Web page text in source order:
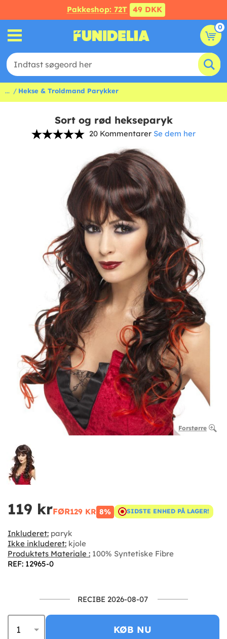
Pakkeshop: 72T 49 DKK
0
... Hekse & Troldmand Parykker
Sort og rød hekseparyk
20 Kommentarer Se dem her
Forstørre
119 krFØR129 KR 8% SIDSTE ENHED PÅ LAGER!
Inkluderet: paryk
Ikke inkluderet: kjole
Produktets Materiale : 100% Syntetiske Fibre
REF: 12965-0
RECIBE 2026-08-07
KØB NU